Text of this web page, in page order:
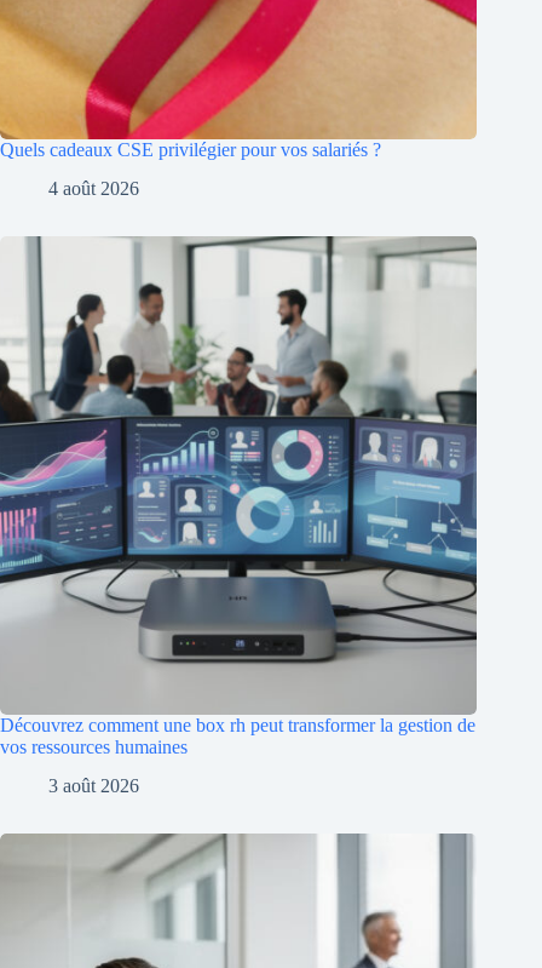
Quels cadeaux CSE privilégier pour vos salariés ?
4 août 2026
Découvrez comment une box rh peut transformer la gestion de
vos ressources humaines
3 août 2026